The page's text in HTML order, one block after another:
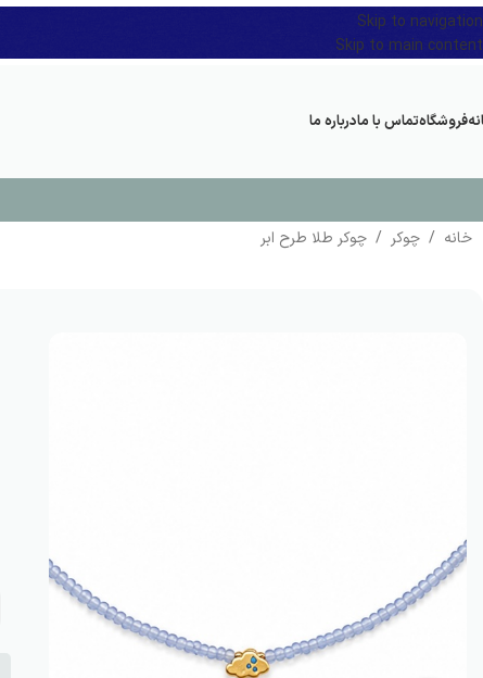
Skip to navigation
Skip to main content
فروشگاهتماس با مادرباره ما
خانه / چوکر / چوکر طلا طرح ابر